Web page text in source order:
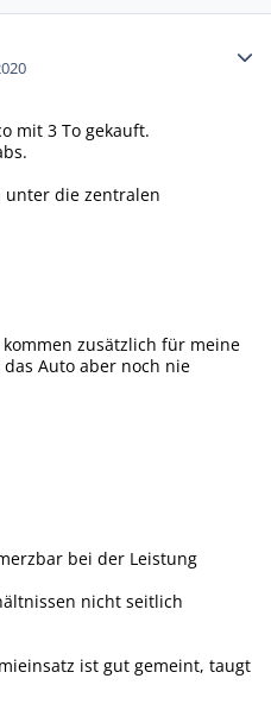
mit 3 To gekauft.
unter die zentralen
zusätzlich für meine
Auto aber noch nie
bei der Leistung
nicht seitlich
ist gut gemeint, taugt